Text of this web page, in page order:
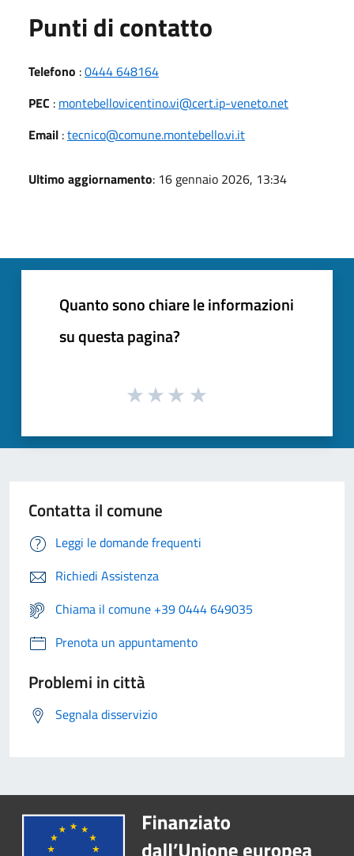
Punti di contatto
Telefono :0444 648164
PEC : montebellovicentino.vi@cert.ip-veneto.net
Email :tecnico@comune.montebello.vi.it
Ultimo aggiornamento: 16 gennaio 2026, 13:34
Quanto sono chiare le informazioni
su questa pagina?
Contatta il comune
Leggi le domande frequenti
Richiedi Assistenza
Chiama il comune +39 0444 649035
Prenota un appuntamento
Problemi in città
Segnala disservizio